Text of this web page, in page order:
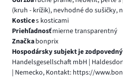
(kruh - krížik), nevhodné do sušičky,
Kostices kosticami
Priehľadnosťmierne transparentný
Značkabonprix
Hospodársky subjekt je
Handelsgesellschaft mbH |
| Nemecko, Kontakt: https://